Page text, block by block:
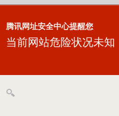
腾讯网址安全中心提醒您
当前网站危险状况未知